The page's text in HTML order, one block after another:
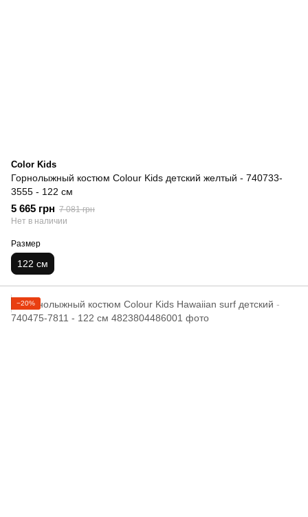
Color Kids
Горнолыжный костюм Colour Kids детский желтый - 740733-
3555 - 122 см
5 665 грн 7 081 грн
Нет в наличии
Размер
122 см
−20%